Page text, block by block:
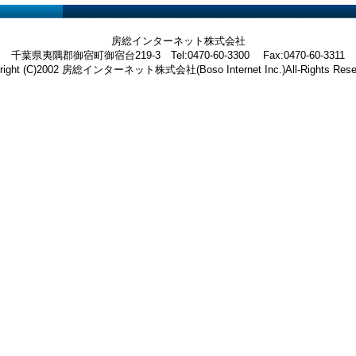
房総インターネット株式会社
千葉県夷隅郡御宿町御宿台219-3 Tel:0470-60-3300 Fax:0470-60-3311
(C)2002 房総インターネット株式会社(Boso Internet Inc.)All-Rights